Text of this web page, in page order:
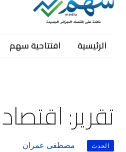
الرئيسية افتتاحية سهم
تقرير:
الحدث مصطفى عمران